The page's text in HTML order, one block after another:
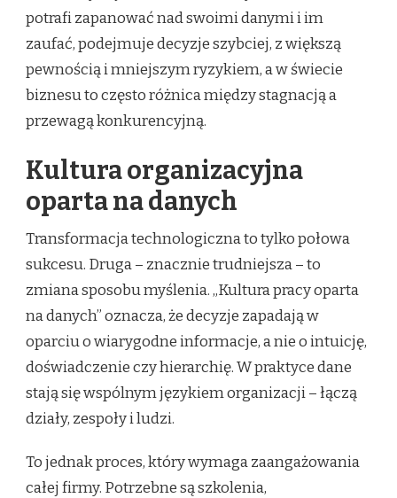
potrafi zapanować nad swoimi danymi i im
zaufać, podejmuje decyzje szybciej, z większą
pewnością i mniejszym ryzykiem, a w świecie
biznesu to często różnica między stagnacją a
przewagą konkurencyjną.
Kultura organizacyjna
oparta na danych
Transformacja technologiczna to tylko połowa
sukcesu. Druga – znacznie trudniejsza – to
zmiana sposobu myślenia. „Kultura pracy oparta
na danych” oznacza, że decyzje zapadają w
oparciu o wiarygodne informacje, a nie o intuicję,
doświadczenie czy hierarchię. W praktyce dane
stają się wspólnym językiem organizacji – łączą
działy, zespoły i ludzi.
To jednak proces, który wymaga zaangażowania
całej firmy. Potrzebne są szkolenia,